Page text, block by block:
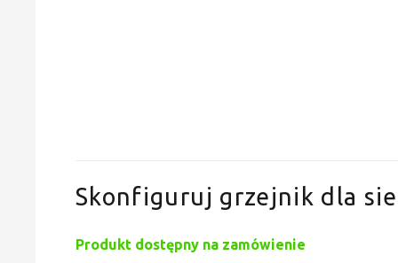
Skonfiguruj grzejnik dla
Produkt dostępny na zamówienie